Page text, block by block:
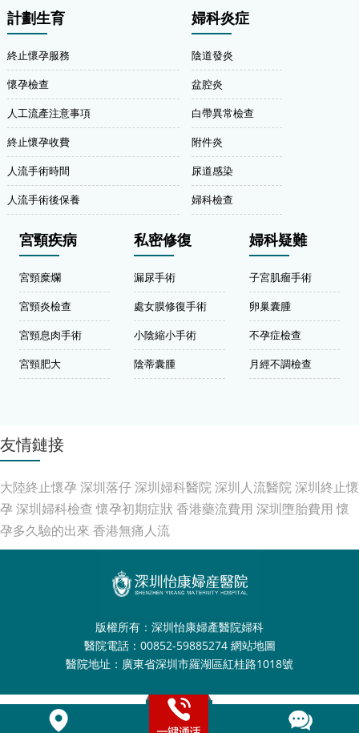
計劃生育
終止懷孕服務
懷孕檢查
人工流產注意事項
終止懷孕收費
人流手術時間
人流手術後保養
婦科炎症
陰道發炎
盆腔炎
白帶異常檢查
附件炎
尿道感染
婦科檢查
宮頸疾病
宮頸糜爛
宮頸炎檢查
宮頸息肉手術
宮頸肥大
私密修復
漏尿手術
處女膜修復手術
小陰縮小手術
陰蒂囊腫
婦科疑難
子宮肌瘤手術
卵巢囊腫
不孕症檢查
月經不調檢查
友情鏈接
大陸終止懷孕 深圳落仔深圳婦科醫院深圳人流醫院深圳終止懷
孕 深圳婦科檢查 懷孕初期症狀 香港藥流費用 深圳墮胎費用 懷
孕多久驗的出來 香港無痛人流
版權所有：深圳怡康婦產醫院婦科
醫院電話：00852-59885274 網站地圖
醫院地址：廣東省深圳市羅湖區紅桂路1018號